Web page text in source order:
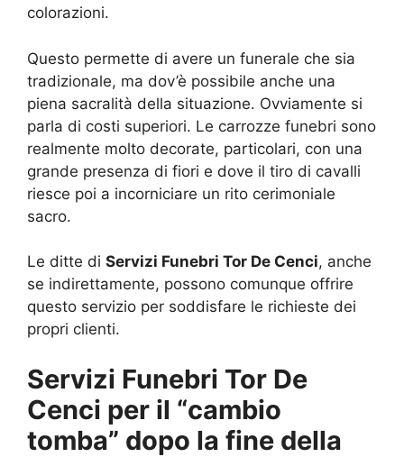
colorazioni.
Questo permette di avere un funerale che sia
tradizionale, ma dov’è possibile anche una
piena sacralità della situazione. Ovviamente si
parla di costi superiori. Le carrozze funebri sono
realmente molto decorate, particolari, con una
grande presenza di fiori e dove il tiro di cavalli
riesce poi a incorniciare un rito cerimoniale
sacro.
Le ditte di Servizi Funebri Tor De Cenci, anche
se indirettamente, possono comunque offrire
questo servizio per soddisfare le richieste dei
propri clienti.
Servizi Funebri Tor De
Cenci per il “cambio
tomba” dopo la fine della